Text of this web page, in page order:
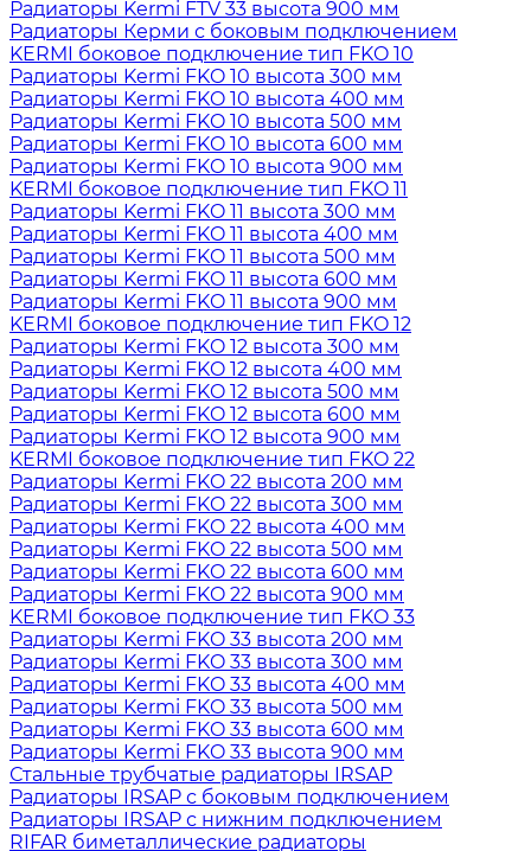
Радиаторы Kermi FTV 33 высота 900 мм
Радиаторы Керми с боковым подключением
KERMI боковое подключение тип FKO 10
Радиаторы Kermi FKO 10 высота 300 мм
Радиаторы Kermi FKO 10 высота 400 мм
Радиаторы Kermi FKO 10 высота 500 мм
Радиаторы Kermi FKO 10 высота 600 мм
Радиаторы Kermi FKO 10 высота 900 мм
KERMI боковое подключение тип FKO 11
Радиаторы Kermi FKO 11 высота 300 мм
Радиаторы Kermi FKO 11 высота 400 мм
Радиаторы Kermi FKO 11 высота 500 мм
Радиаторы Kermi FKO 11 высота 600 мм
Радиаторы Kermi FKO 11 высота 900 мм
KERMI боковое подключение тип FKO 12
Радиаторы Kermi FKO 12 высота 300 мм
Радиаторы Kermi FKO 12 высота 400 мм
Радиаторы Kermi FKO 12 высота 500 мм
Радиаторы Kermi FKO 12 высота 600 мм
Радиаторы Kermi FKO 12 высота 900 мм
KERMI боковое подключение тип FKO 22
Радиаторы Kermi FKO 22 высота 200 мм
Радиаторы Kermi FKO 22 высота 300 мм
Радиаторы Kermi FKO 22 высота 400 мм
Радиаторы Kermi FKO 22 высота 500 мм
Радиаторы Kermi FKO 22 высота 600 мм
Радиаторы Kermi FKO 22 высота 900 мм
KERMI боковое подключение тип FKO 33
Радиаторы Kermi FKO 33 высота 200 мм
Радиаторы Kermi FKO 33 высота 300 мм
Радиаторы Kermi FKO 33 высота 400 мм
Радиаторы Kermi FKO 33 высота 500 мм
Радиаторы Kermi FKO 33 высота 600 мм
Радиаторы Kermi FKO 33 высота 900 мм
Стальные трубчатые радиаторы IRSAP
Радиаторы IRSAP с боковым подключением
Радиаторы IRSAP с нижним подключением
RIFAR биметаллические радиаторы